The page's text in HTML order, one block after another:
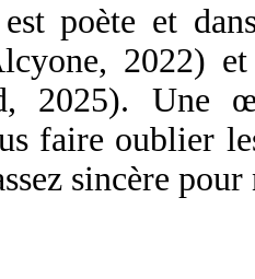
poète et
2022)
2025). Une
faire oublier
sincère pour